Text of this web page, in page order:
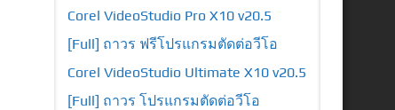
Corel VideoStudio Pro X10 v20.5
[Full] ถาวร ฟรีโปรแกรมตัดต่อวีโอ
Corel VideoStudio Ultimate X10 v20.5
[Full] ถาวร โปรแกรมตัดต่อวีโอ